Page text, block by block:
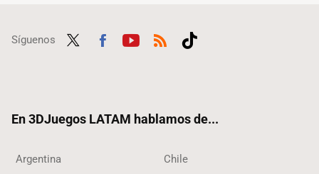
Síguenos
En 3DJuegos LATAM hablamos de...
Argentina Chile